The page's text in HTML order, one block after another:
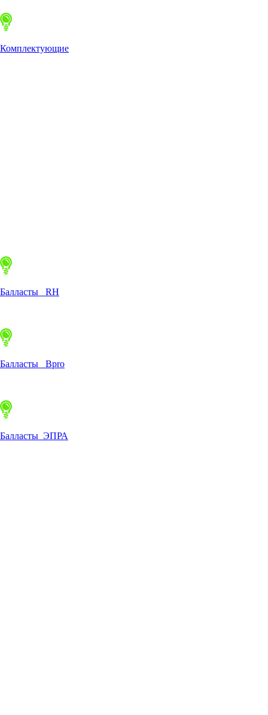
Комплектующие
Балласты RH
Балласты Bpro
Балласты ЭПРА